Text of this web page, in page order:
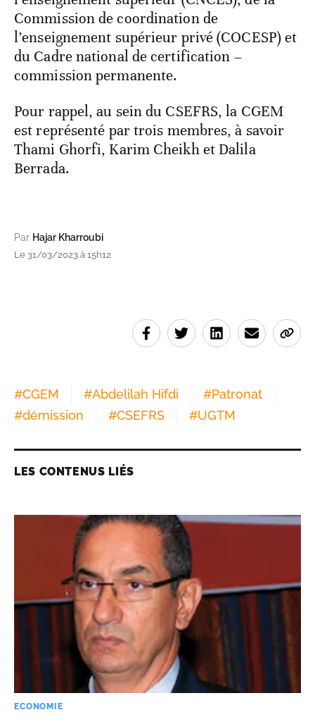
Commission de coordination de
l’enseignement supérieur privé (COCESP) et
du Cadre national de certification –
commission permanente.
Pour rappel, au sein du CSEFRS, la CGEM
est représenté par trois membres, à savoir
Thami Ghorfi, Karim Cheikh et Dalila
Berrada.
Par Hajar Kharroubi
Le 31/03/2023 à 15h12
#CGEM #Abdelilah Hifdi #Patronat
#démission #CSEFRS #UGTM
LES CONTENUS LIÉS
ECONOMIE